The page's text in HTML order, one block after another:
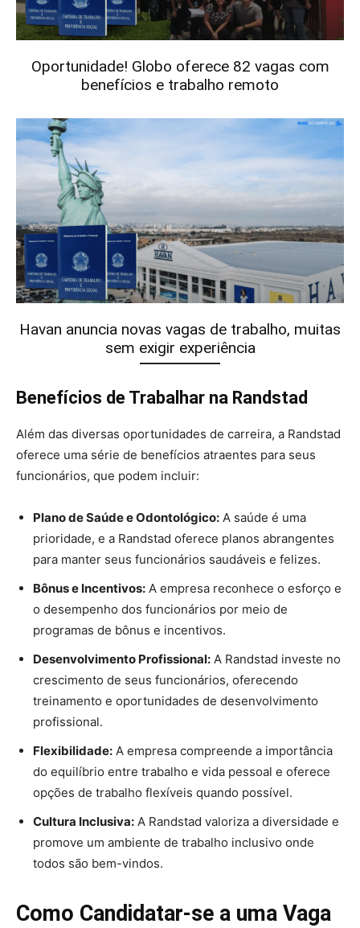
Oportunidade! Globo oferece 82 vagas com
benefícios e trabalho remoto
Havan anuncia novas vagas de trabalho, muitas
sem exigir experiência
Benefícios de Trabalhar na Randstad
Além das diversas oportunidades de carreira, a Randstad
oferece uma série de benefícios atraentes para seus
funcionários, que podem incluir:
Plano de Saúde e Odontológico: A saúde é uma
prioridade, e a Randstad oferece planos abrangentes
para manter seus funcionários saudáveis e felizes.
Bônus e Incentivos: A empresa reconhece o esforço e
o desempenho dos funcionários por meio de
programas de bônus e incentivos.
Desenvolvimento Profissional: A Randstad investe no
crescimento de seus funcionários, oferecendo
treinamento e oportunidades de desenvolvimento
profissional.
Flexibilidade: A empresa compreende a importância
do equilíbrio entre trabalho e vida pessoal e oferece
opções de trabalho flexíveis quando possível.
Cultura Inclusiva: A Randstad valoriza a diversidade e
promove um ambiente de trabalho inclusivo onde
todos são bem-vindos.
Como Candidatar-se a uma Vaga